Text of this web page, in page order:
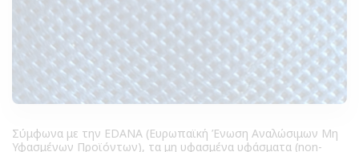
Σύμφωνα με την EDANA (Ευρωπαϊκή Ένωση Αναλώσιμων Μη
Υφασμένων Προϊόντων), τα μη υφασμένα υφάσματα (non-